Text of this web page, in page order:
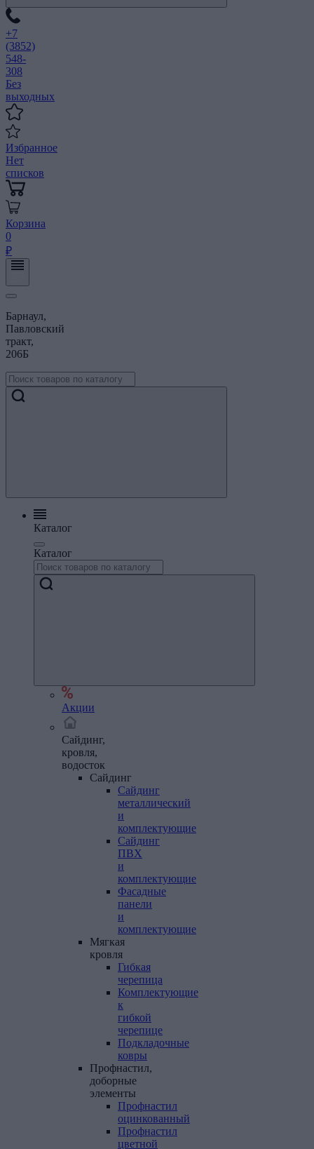
+7
(3852)
548-
308
Без
выходных
Избранное
Нет
списков
Корзина
0
₽
Барнаул,
Павловский
тракт,
206Б
Каталог
Каталог
Акции
Сайдинг,
кровля,
водосток
Сайдинг
Сайдинг
металлический
и
комплектующие
Сайдинг
ПВХ
и
комплектующие
Фасадные
панели
и
комплектующие
Мягкая
кровля
Гибкая
черепица
Комплектующие
к
гибкой
черепице
Подкладочные
ковры
Профнастил,
доборные
элементы
Профнастил
оцинкованный
Профнастил
цветной